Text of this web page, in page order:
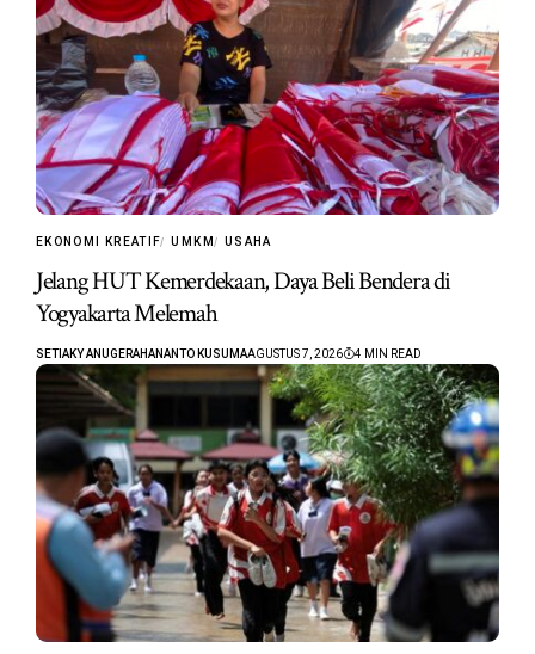
EKONOMI KREATIF UMKM USAHA
Jelang HUT Kemerdekaan, Daya Beli Bendera di
Yogyakarta Melemah
SETIAKY ANUGERAHANANTO KUSUMAAGUSTUS 7, 2026 4 MIN READ